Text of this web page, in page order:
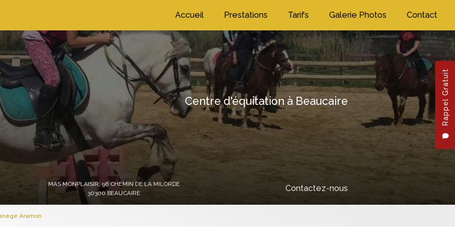
Rappel Gratuit
Accueil Prestations Tarifs Galerie Photos Contact
Centre d'équitation à Beaucaire
MAS MONPLAISIR, 96 CHEMIN DE LA MILORDE
30300 BEAUCAIRE
Contactez-nous
Next
Aramon